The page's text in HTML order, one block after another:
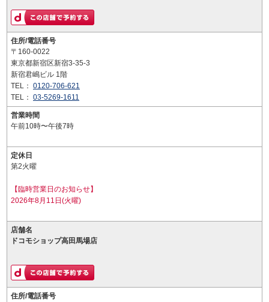
住所/電話番号
〒160-0022
東京都新宿区新宿3-35-3
新宿君嶋ビル 1階
TEL： 0120-706-621
TEL： 03-5269-1611
営業時間
午前10時〜午後7時
定休日
第2火曜
【臨時営業日のお知らせ】
2026年8月11日(火曜)
店舗名
ドコモショップ高田馬場店
住所/電話番号